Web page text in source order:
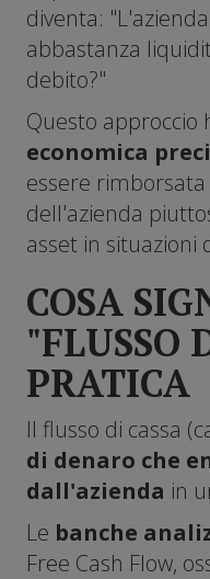
diventa:
abbastanza
debito?"
Questo approccio
economica
essere
dell'azienda
asset in situazioni
COSA
"FLUSSO
PRATICA
Il flusso di cassa
di denaro che
dall'azienda in
Le banche
Free Cash Flow,